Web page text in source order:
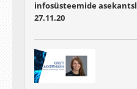
infosüsteemide
27.11.20